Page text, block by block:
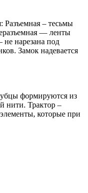
Разъемная – тесьмы
— ленты
нарезана под
Замок надевается
формируются из
нити. Трактор –
которые при